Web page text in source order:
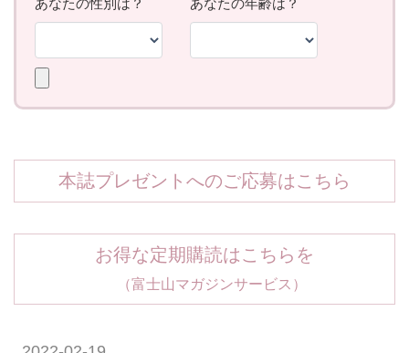
本誌プレゼントへのご応募はこちら
お得な定期購読はこちらを
（富士山マガジンサービス）